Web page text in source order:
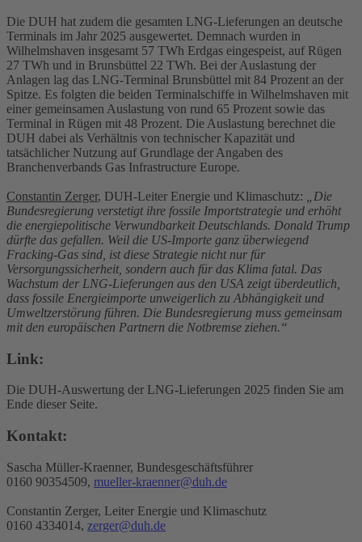
Die DUH hat zudem die gesamten LNG-Lieferungen an deutsche
Terminals im Jahr 2025 ausgewertet. Demnach wurden in
Wilhelmshaven insgesamt 57 TWh Erdgas eingespeist, auf Rügen
27 TWh und in Brunsbüttel 22 TWh. Bei der Auslastung der
Anlagen lag das LNG-Terminal Brunsbüttel mit 84 Prozent an der
Spitze. Es folgten die beiden Terminalschiffe in Wilhelmshaven mit
einer gemeinsamen Auslastung von rund 65 Prozent sowie das
Terminal in Rügen mit 48 Prozent. Die Auslastung berechnet die
DUH dabei als Verhältnis von technischer Kapazität und
tatsächlicher Nutzung auf Grundlage der Angaben des
Branchenverbands Gas Infrastructure Europe.
Constantin Zerger, DUH-Leiter Energie und Klimaschutz:
„Die
Bundesregierung verstetigt ihre fossile Importstrategie und erhöht
die energiepolitische Verwundbarkeit Deutschlands. Donald Trump
dürfte das gefallen. Weil die US-Importe ganz überwiegend
Fracking-Gas sind, ist diese Strategie nicht nur für
Versorgungssicherheit, sondern auch für das Klima fatal. Das
Wachstum der LNG-Lieferungen aus den USA zeigt überdeutlich,
dass fossile Energieimporte unweigerlich zu Abhängigkeit und
Umweltzerstörung führen. Die Bundesregierung muss gemeinsam
mit den europäischen Partnern die Notbremse ziehen.“
Link:
Die DUH-Auswertung der LNG-Lieferungen 2025 finden Sie am
Ende dieser Seite.
Kontakt:
Sascha Müller-Kraenner, Bundesgeschäftsführer
0160 90354509, mueller-kraenner@duh.de
Constantin Zerger, Leiter Energie und Klimaschutz
0160 4334014, zerger@duh.de